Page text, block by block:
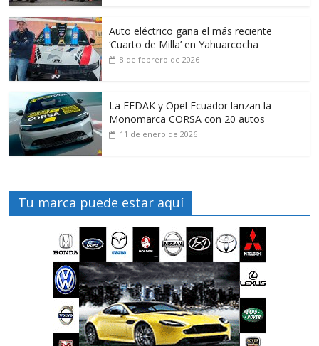
Auto eléctrico gana el más reciente
‘Cuarto de Milla’ en Yahuarcocha
8 de febrero de 2026
La FEDAK y Opel Ecuador lanzan la
Monomarca CORSA con 20 autos
11 de enero de 2026
Tu marca puede estar aquí